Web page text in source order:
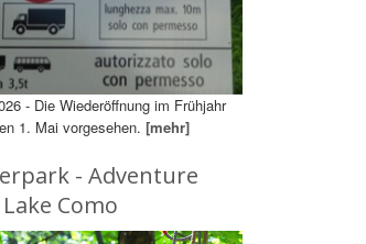
- Die Wiederöffnung im Frühjahr
1. Mai vorgesehen. [mehr]
- Adventure
Como